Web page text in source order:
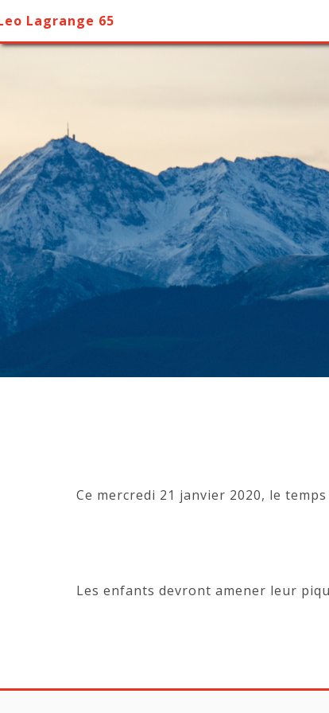
Lagrange 65
Ce mercredi 21 janvier 2020, le
Les enfants devront amener leur